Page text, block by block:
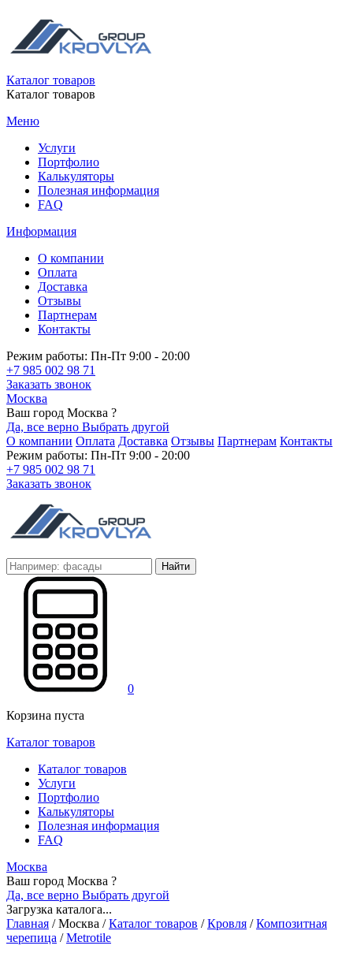
Каталог товаров
Каталог товаров
Меню
Услуги
Портфолио
Калькуляторы
Полезная информация
FAQ
Информация
О компании
Оплата
Доставка
Отзывы
Партнерам
Контакты
Режим работы: Пн-Пт 9:00 - 20:00
+7 985 002 98 71
Заказать звонок
Москва
Ваш город Москва ?
Да, все верно Выбрать другой
О компании Оплата Доставка Отзывы Партнерам Контакты
Режим работы: Пн-Пт 9:00 - 20:00
+7 985 002 98 71
Заказать звонок
Найти
0
Корзина пуста
Каталог товаров
Каталог товаров
Услуги
Портфолио
Калькуляторы
Полезная информация
FAQ
Москва
Ваш город Москва ?
Да, все верно Выбрать другой
Загрузка каталога...
Главная /Москва / Каталог товаров / Кровля / Композитная
черепица / Metrotile